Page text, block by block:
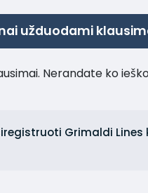
užduodami
Nerandate ko
Grimaldi